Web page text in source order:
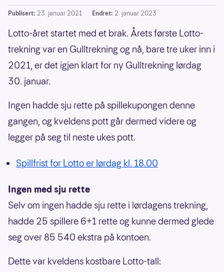
Publisert: 23. januar 2021 Endret: 2. januar 2023
Lotto-året startet med et brak. Årets første Lotto-
trekning var en Gulltrekning og nå, bare tre uker inn i
2021, er det igjen klart for ny Gulltrekning lørdag
30. januar.
Ingen hadde sju rette på spillekupongen denne
gangen, og kveldens pott går dermed videre og
legger på seg til neste ukes pott.
Spillfrist for Lotto er lørdag kl. 18.00
Ingen med sju rette
Selv om ingen hadde sju rette i lørdagens trekning,
hadde 25 spillere 6+1 rette og kunne dermed glede
seg over 85 540 ekstra på kontoen.
Dette var kveldens kostbare Lotto-tall: